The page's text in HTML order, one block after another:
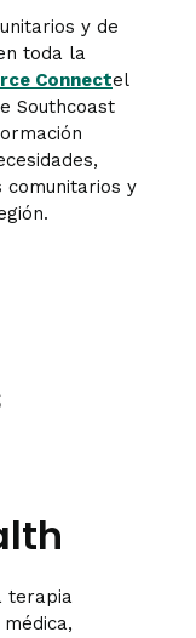
y de
toda la
Connectel
Southcoast
y
terapia